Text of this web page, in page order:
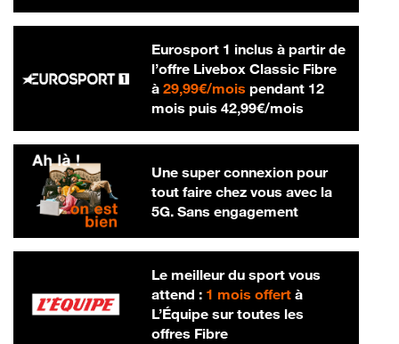
Eurosport 1 inclus à partir de
l’offre Livebox Classic Fibre
à 29,99€/mois29,99 € par mois
pendant 12
mois puis 42,99€/mois42,99 € par
Une super connexion pour
tout faire chez vous avec la
5G. Sans engagement
Le meilleur du sport vous
attend : 1 mois offertà
L’Équipe sur toutes les
offres Fibre